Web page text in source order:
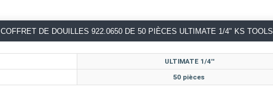
COFFRET DE DOUILLES 922.0650 DE 50 PIÈCES ULTIMATE 1/4" KS TOOLS
ULTIMATE 1/4''
50 pièces